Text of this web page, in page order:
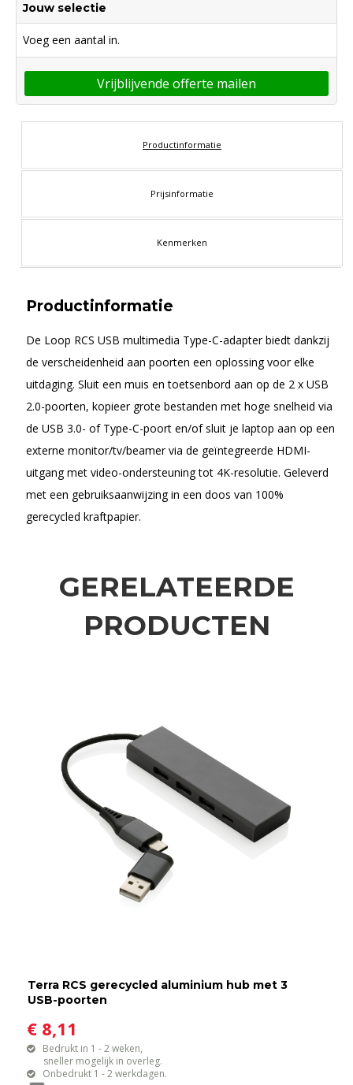
Jouw selectie
Voeg een aantal in.
Vrijblijvende offerte mailen
Productinformatie
Prijsinformatie
Kenmerken
Productinformatie
De Loop RCS USB multimedia Type-C-adapter biedt dankzij
de verscheidenheid aan poorten een oplossing voor elke
uitdaging. Sluit een muis en toetsenbord aan op de 2 x USB
2.0-poorten, kopieer grote bestanden met hoge snelheid via
de USB 3.0- of Type-C-poort en/of sluit je laptop aan op een
externe monitor/tv/beamer via de geïntegreerde HDMI-
uitgang met video-ondersteuning tot 4K-resolutie. Geleverd
met een gebruiksaanwijzing in een doos van 100%
gerecycled kraftpapier.
GERELATEERDE
PRODUCTEN
Terra RCS gerecycled aluminium hub met 3
USB-poorten
€ 8,11
Bedrukt in 1 - 2 weken,
sneller mogelijk in overleg.
Onbedrukt 1 - 2 werkdagen.